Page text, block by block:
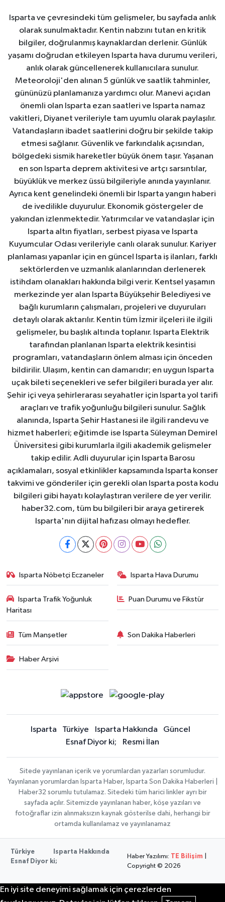
Isparta ve çevresindeki tüm gelişmeler, bu sayfada anlık
olarak sunulmaktadır. Kentin nabzını tutan en kritik
bilgiler, doğrulanmış kaynaklardan derlenir. Günlük
yaşamı doğrudan etkileyen Isparta hava durumu verileri,
anlık olarak güncellenerek kullanıcılara sunulur.
Meteoroloji'den alınan 5 günlük ve saatlik tahminler,
gününüzü planlamanıza yardımcı olur. Manevi açıdan
önemli olan Isparta ezan saatleri ve Isparta namaz
vakitleri, Diyanet verileriyle tam uyumlu olarak paylaşılır.
Vatandaşların ibadet saatlerini doğru bir şekilde takip
etmesi sağlanır. Güvenlik ve farkındalık açısından,
bölgedeki sismik hareketler büyük önem taşır. Yaşanan
en son Isparta deprem aktivitesi ve artçı sarsıntılar,
büyüklük ve merkez üssü bilgileriyle anında yayınlanır.
Ayrıca kent genelindeki önemli bir Isparta yangın haberi
de ivedilikle duyurulur. Ekonomik göstergeler de
yakından izlenmektedir. Yatırımcılar ve vatandaşlar için
Isparta altın fiyatları, serbest piyasa ve Isparta
Kuyumcular Odası verileriyle canlı olarak sunulur. Kariyer
planlaması yapanlar için en güncel Isparta iş ilanları, farklı
sektörlerden ve uzmanlık alanlarından derlenerek
istihdam olanakları hakkında bilgi verir. Kentsel yaşamın
merkezinde yer alan Isparta Büyükşehir Belediyesi ve
bağlı kurumların çalışmaları, projeleri ve duyuruları
detaylı olarak aktarılır. Kentin tüm İzmir ilçeleri ile ilgili
gelişmeler, bu başlık altında toplanır. Isparta Elektrik
tarafından planlanan Isparta elektrik kesintisi
programları, vatandaşların önlem alması için önceden
bildirilir. Ulaşım, kentin can damarıdır; en uygun Isparta
uçak bileti seçenekleri ve sefer bilgileri burada yer alır.
Şehir içi veya şehirlerarası seyahatler için Isparta yol tarifi
araçları ve trafik yoğunluğu bilgileri sunulur. Sağlık
alanında, Isparta Şehir Hastanesi ile ilgili randevu ve
hizmet haberleri; eğitimde ise Isparta Süleyman Demirel
Üniversitesi gibi kurumlarla ilgili akademik gelişmeler
takip edilir. Adli duyurular için Isparta Barosu
açıklamaları, sosyal etkinlikler kapsamında Isparta konser
takvimi ve gönderiler için gerekli olan Isparta posta kodu
bilgileri gibi hayatı kolaylaştıran verilere de yer verilir.
haber32.com, tüm bu bilgileri bir araya getirerek
Isparta'nın dijital hafızası olmayı hedefler.
Isparta Nöbetçi Eczaneler Isparta Hava Durumu
Isparta Trafik Yoğunluk
Haritası
Puan Durumu ve Fikstür
Tüm Manşetler Son Dakika Haberleri
Haber Arşivi
Isparta Türkiye Isparta Hakkında
Güncel
Esnaf Diyor ki;
Resmi İlan
Sitede yayınlanan içerik ve yorumlardan yazarları sorumludur.
Yayınlanan yorumlardan Isparta Haber, Isparta Son Dakika Haberleri |
Haber32 sorumlu tutulamaz. Sitedeki tüm harici linkler ayrı bir
sayfada açılır. Sitemizde yayınlanan haber, köşe yazıları ve
fotoğraflar izin alınmaksızın kaynak gösterilse dahi, herhangi bir
ortamda kullanılamaz ve yayınlanamaz
Türkiye
Isparta Hakkında
Esnaf Diyor ki;
Haber Yazılımı: TE Bilişim
Copyright © 2026
En iyi site deneyimi sağlamak için çerezlerden